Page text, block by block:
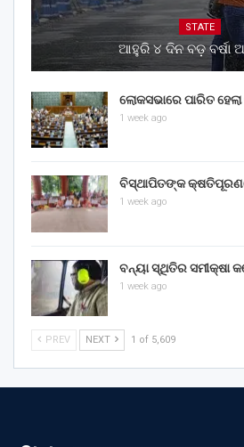
STATE
ଆହୁରି ୪ ଦିନ ବଡ଼ ବର୍ଷା
ଲୋକସଭାରେ ପାରିତ
1 week ago
ବିସ୍ଥାପିତଙ୍କ
1 week ago
ବନ୍ୟା ସ୍ଥିତିର ସମୀକ୍ଷା
1 week ago
PREV NEXT 1 of 5,609